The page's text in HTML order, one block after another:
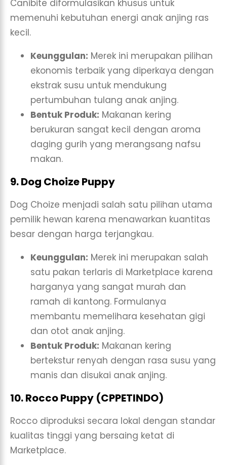
Canibite diformulasikan khusus untuk
memenuhi kebutuhan energi anak anjing ras
kecil.
Keunggulan: Merek ini merupakan pilihan
ekonomis terbaik yang diperkaya dengan
ekstrak susu untuk mendukung
pertumbuhan tulang anak anjing.
Bentuk Produk: Makanan kering
berukuran sangat kecil dengan aroma
daging gurih yang merangsang nafsu
makan.
9. Dog Choize Puppy
Dog Choize menjadi salah satu pilihan utama
pemilik hewan karena menawarkan kuantitas
besar dengan harga terjangkau.
Keunggulan: Merek ini merupakan salah
satu pakan terlaris di Marketplace karena
harganya yang sangat murah dan
ramah di kantong. Formulanya
membantu memelihara kesehatan gigi
dan otot anak anjing.
Bentuk Produk: Makanan kering
bertekstur renyah dengan rasa susu yang
manis dan disukai anak anjing.
10. Rocco Puppy (CPPETINDO)
Rocco diproduksi secara lokal dengan standar
kualitas tinggi yang bersaing ketat di
Marketplace.